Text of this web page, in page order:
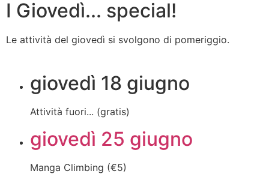
I Giovedì... special!
Le attività del giovedì si svolgono di pomeriggio.
giovedì 18 giugno
Attività fuori... (gratis)
giovedì 25 giugno
Manga Climbing (€5)